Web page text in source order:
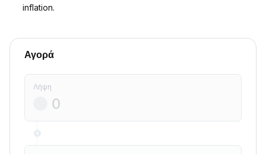
inflation.
Αγορά
Λήψη